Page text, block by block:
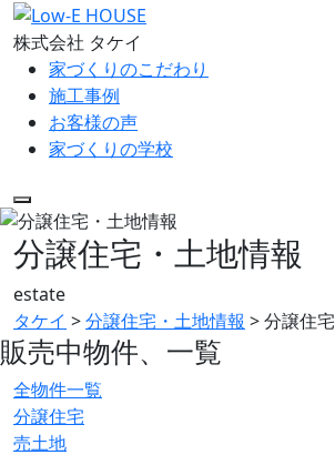
株式会社 タケイ
家づくりのこだわり
施工事例
お客様の声
家づくりの学校
分譲住宅・土地情報
estate
タケイ >分譲住宅・土地情報 >分譲住宅
販売中物件、一覧
全物件一覧
分譲住宅
売土地